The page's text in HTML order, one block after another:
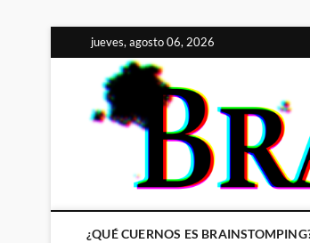
al
contenido
jueves, agosto 06, 2026
¿QUÉ CUERNOS ES